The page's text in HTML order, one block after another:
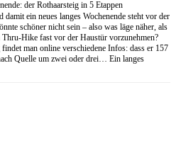
der Rothaarsteig in 5 Etappen
damit ein neues langes Wochenende steht vor der
schöner nicht sein – also was läge näher, als
Thru-Hike fast vor der Haustür vorzunehmen?
man online verschiedene Infos: dass er 157
Quelle um zwei oder drei… Ein langes